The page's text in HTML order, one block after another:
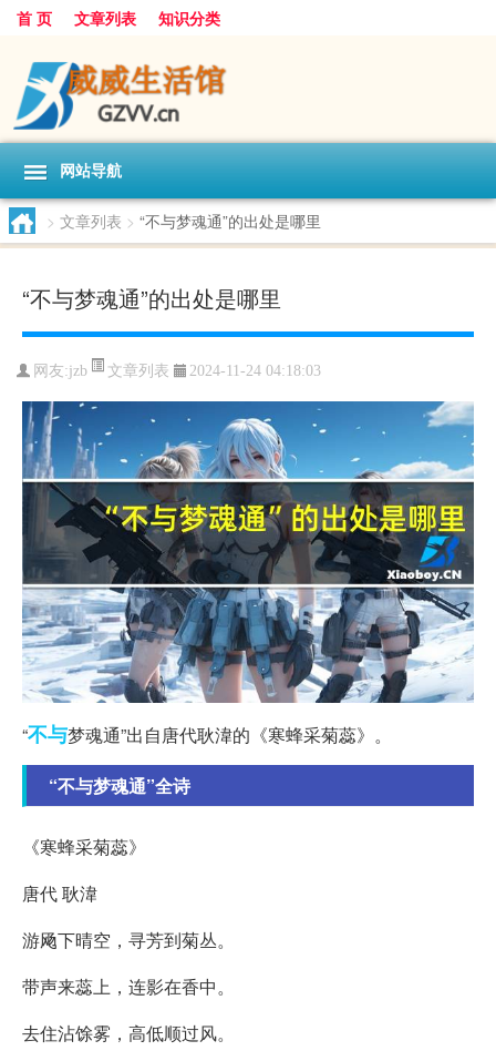
首 页 文章列表 知识分类
网站导航
> 文章列表 > “不与梦魂通”的出处是哪里
“不与梦魂通”的出处是哪里
网友:jzb 文章列表 2024-11-24 04:18:03
“不与梦魂通”出自唐代耿湋的《寒蜂采菊蕊》。
“不与梦魂通”全诗
《寒蜂采菊蕊》
唐代 耿湋
游飏下晴空，寻芳到菊丛。
带声来蕊上，连影在香中。
去住沾馀雾，高低顺过风。